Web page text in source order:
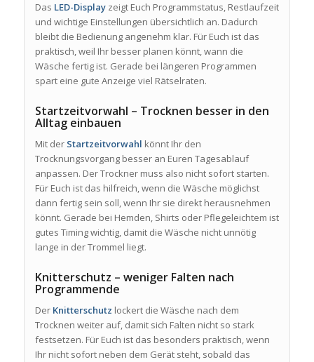
Das LED-Displayzeigt Euch Programmstatus, Restlaufzeit
und wichtige Einstellungen übersichtlich an. Dadurch
bleibt die Bedienung angenehm klar. Für Euch ist das
praktisch, weil Ihr besser planen könnt, wann die
Wäsche fertig ist. Gerade bei längeren Programmen
spart eine gute Anzeige viel Rätselraten.
Startzeitvorwahl – Trocknen besser in den
Alltag einbauen
Mit der Startzeitvorwahl könnt Ihr den
Trocknungsvorgang besser an Euren Tagesablauf
anpassen. Der Trockner muss also nicht sofort starten.
Für Euch ist das hilfreich, wenn die Wäsche möglichst
dann fertig sein soll, wenn Ihr sie direkt herausnehmen
könnt. Gerade bei Hemden, Shirts oder Pflegeleichtem ist
gutes Timing wichtig, damit die Wäsche nicht unnötig
lange in der Trommel liegt.
Knitterschutz – weniger Falten nach
Programmende
Der Knitterschutz lockert die Wäsche nach dem
Trocknen weiter auf, damit sich Falten nicht so stark
festsetzen. Für Euch ist das besonders praktisch, wenn
Ihr nicht sofort neben dem Gerät steht, sobald das